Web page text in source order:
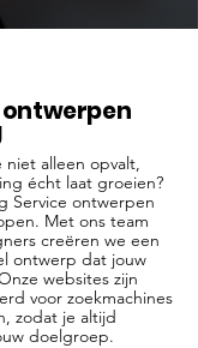
alleen opvalt,
écht laat groeien?
Service ontwerpen
Met ons team
creëren we een
ontwerp dat jouw
websites zijn
voor zoekmachines
zodat je altijd
doelgroep.